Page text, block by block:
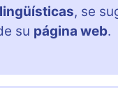
, se
su página web.